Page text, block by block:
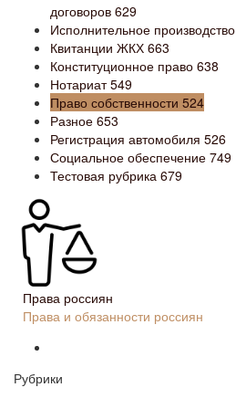
договоров 629
Исполнительное производство
Квитанции ЖКХ 663
Конституционное право 638
Нотариат549
Право собственности 524
Разное 653
Регистрация автомобиля 526
Социальное обеспечение 749
Тестовая рубрика 679
Права россиян
Права и обязанности россиян
Рубрики